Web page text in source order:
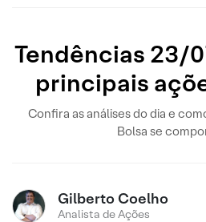
Tendências 23/
principais
Confira as análises do dia e
Bolsa se
Gilberto Coelho
Analista de Ações